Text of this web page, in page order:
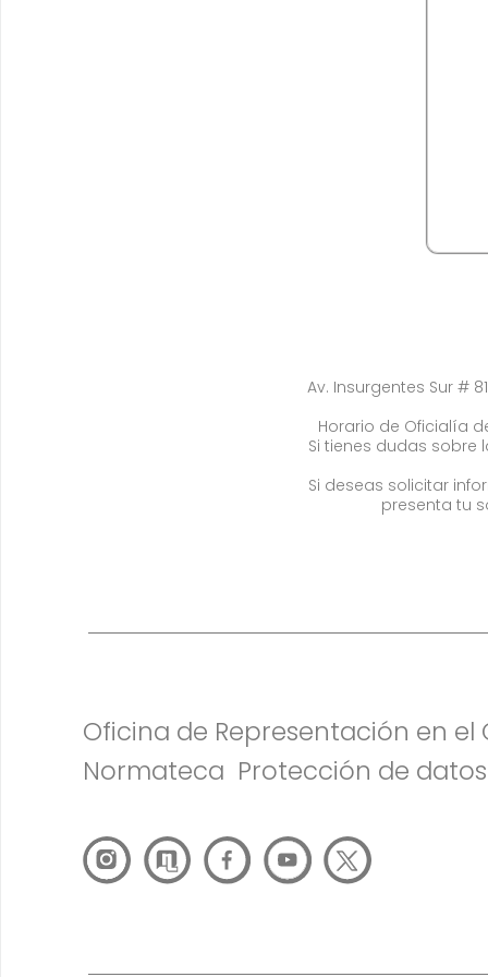
Av. Insurgentes Sur #
Horario de Oficialía
Si tienes dudas
Si deseas solicitar
presenta tu
Oficina de Representación en el
Normateca Protección de